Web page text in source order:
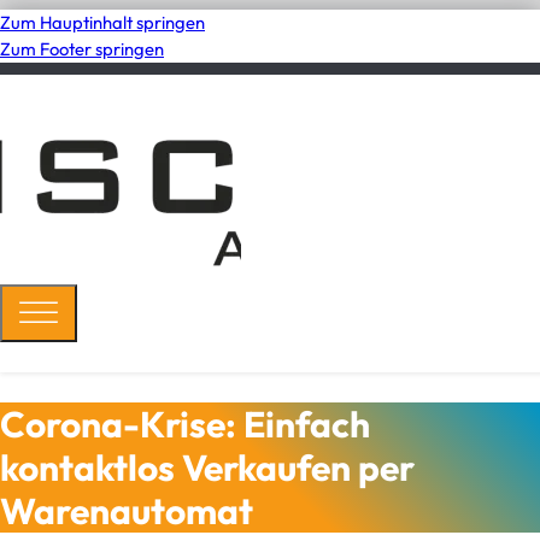
Zum Hauptinhalt springen
Zum Footer springen
Corona-Krise: Einfach
kontaktlos Verkaufen per
Warenautomat